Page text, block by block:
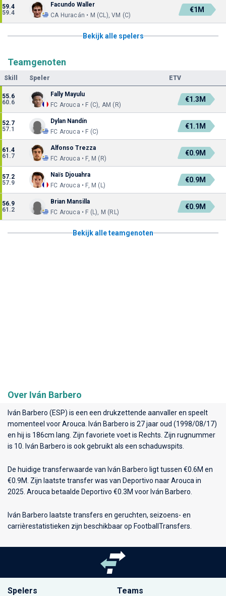
59.4
59.4
Facundo Waller
CA Huracán • M (CL), VM (C)
€1M
Bekijk alle spelers
Teamgenoten
Skill Speler ETV
55.6
60.6
Fally Mayulu
FC Arouca • F (C), AM (R)
€1.3M
52.7
57.1
Dylan Nandín
FC Arouca • F (C)
€1.1M
61.4
61.7
Alfonso Trezza
FC Arouca • F, M (R)
€0.9M
57.2
57.9
Naïs Djouahra
FC Arouca • F, M (L)
€0.9M
56.9
61.2
Brian Mansilla
FC Arouca • F (L), M (RL)
€0.9M
Bekijk alle teamgenoten
Over Iván Barbero
Iván Barbero (ESP) is een een drukzettende aanvaller en speelt
momenteel voorArouca . Iván Barbero is 27 jaar oud (1998/08/17)
en hij is 186cm lang. Zijn favoriete voet is Rechts. Zijn rugnummer
is 10. Iván Barbero is ook gebruikt als een schaduwspits.
De huidige transferwaarde van Iván Barbero ligt tussen €0.6M en
€0.9M. Zijn laatste transfer was van Deportivo naar Arouca in
2025. Arouca betaalde Deportivo €0.3M voor Iván Barbero.
Iván Barbero laatste transfers en geruchten, seizoens- en
carrièrestatistieken zijn beschikbaar op FootballTransfers.
Spelers Teams